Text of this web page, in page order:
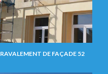
RAVALEMENT DE FAÇADE 52